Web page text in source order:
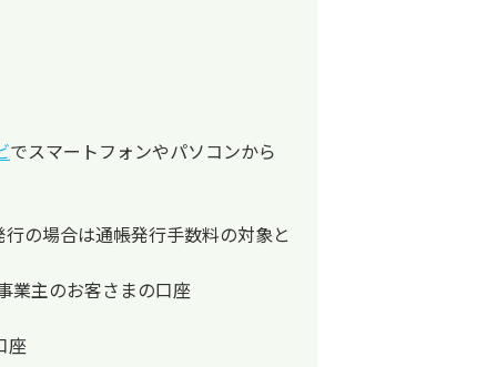
でスマートフォンやパソコンから
の場合は通帳発行手数料の対象と
業主のお客さまの口座
座